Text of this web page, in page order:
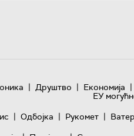
| Друштво | Економија |
ЕУ
| Одбојка | Рукомет |